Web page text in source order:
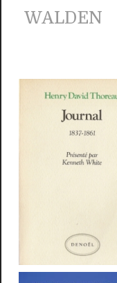
WALDEN